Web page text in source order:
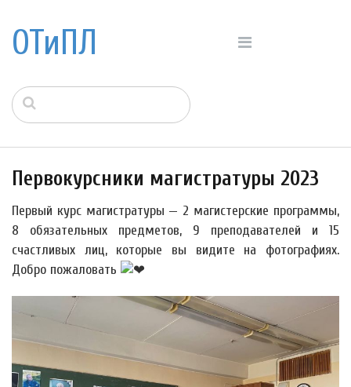
ОТиПЛ
Первокурсники магистратуры 2023
Первый курс магистратуры — 2 магистерские программы,
8 обязательных предметов, 9 преподавателей и 15
счастливых лиц, которые вы видите на фотографиях.
Добро пожаловать